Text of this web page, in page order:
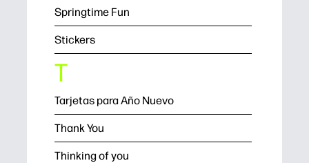
Springtime Fun
Stickers
T
Tarjetas para Año Nuevo
Thank You
Thinking of you